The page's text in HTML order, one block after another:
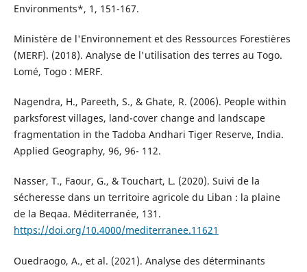
Environments*, 1, 151-167.
Ministère de l'Environnement et des Ressources Forestières
(MERF). (2018). Analyse de l'utilisation des terres au Togo.
Lomé, Togo : MERF.
Nagendra, H., Pareeth, S., & Ghate, R. (2006). People within
parksforest villages, land-cover change and landscape
fragmentation in the Tadoba Andhari Tiger Reserve, India.
Applied Geography, 96, 96- 112.
Nasser, T., Faour, G., & Touchart, L. (2020). Suivi de la
sécheresse dans un territoire agricole du Liban : la plaine
de la Beqaa. Méditerranée, 131.
https://doi.org/10.4000/mediterranee.11621
Ouedraogo, A., et al. (2021). Analyse des déterminants